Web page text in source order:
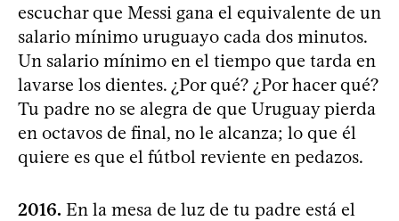
escuchar que Messi gana el equivalente de un
salario mínimo uruguayo cada dos minutos.
Un salario mínimo en el tiempo que tarda en
lavarse los dientes. ¿Por qué? ¿Por hacer qué?
Tu padre no se alegra de que Uruguay pierda
en octavos de final, no le alcanza; lo que él
quiere es que el fútbol reviente en pedazos.
2016. En la mesa de luz de tu padre está el